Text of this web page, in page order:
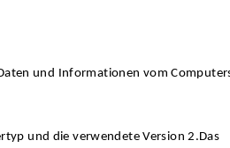
und Informationen vom
und die verwendete Version 2.Das